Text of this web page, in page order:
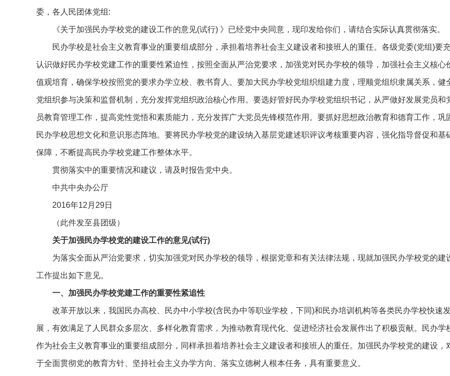
委，各人民团体党组:
《关于加强民办学校党的建设工作的意见(试行) 》已经党中央同意，现印发给你们，请结合实际认真贯彻落实。
民办学校是社会主义教育事业的重要组成部分，承担着培养社会主义建设者和接班人的重任。各级党委(党组)要
认识做好民办学校党建工作的重要性紧迫性，按照全面从严治党要求，加强党对民办学校的领导，加强社会主义核心
值观培育，确保学校按照党的要求办学立校、教书育人。要加大民办学校党组织组建力度，理顺党组织隶属关系，健
党组织参与决策和监督机制，充分发挥党组织政治核心作用。要选好管好民办学校党组织书记，从严做好发展党员和
员教育管理工作，提高党性觉悟和素质能力，充分发挥广大党员先锋模范作用。要抓好思想政治教育和德育工作，巩
民办学校思想文化和意识形态阵地。要将民办学校党的建设纳入基层党建述职评议考核重要内容，强化指导督促和基
保障，不断提高民办学校党建工作整体水平。
贯彻落实中的重要情况和建议，请及时报告党中央。
中共中央办公厅
2016年12月29日
（此件发至县团级）
关于加强民办学校党的建设工作的意见(试行)
为落实全面从严治党要求，切实加强党对民办学校的领导，根据党章和有关法律法规，现就加强民办学校党的建
工作提出如下意见。
一、加强民办学校党建工作的重要性紧追性
改革开放以来，我国民办高校、民办中小学校(含民办中等职业学校，下同)和民办培训机构等各类民办学校快速
展，有效满足了人民群众多层次、多样化教育需求，为推动教育现代化、促进经济社会发展作出了积极贡献。民办学
作为社会主义教育事业的重要组成部分，同样承担着培养社会主义建设者和接班人的重任。加强民办学校党的建设，
于全面贯彻党的教育方针、坚持社会主义办学方向、落实立德树人根本任务，具有重要意义。